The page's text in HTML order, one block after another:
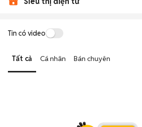
Tin có video
Tất cả Cá nhân Bán chuyên